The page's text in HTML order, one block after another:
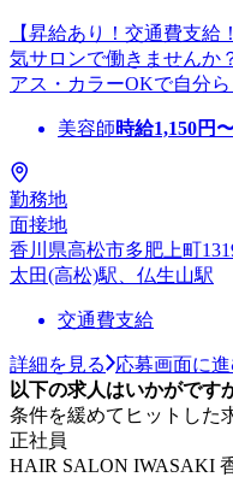
【昇給あり！交通費支
気サロンで働きませんか
アス・カラーOKで自分
美容師時給1,150円
勤務地
面接地
香川県高松市多肥上町
太田(高松)駅、仏生山駅
交通費支給
詳細を見る
応募画面に
以下の求人はいかがです
条件を緩めてヒットした
正社員
HAIR SALON IWASAKI